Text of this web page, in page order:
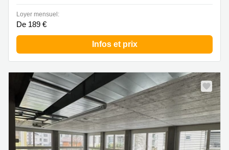
Loyer mensuel:
De 189 €
Infos et prix